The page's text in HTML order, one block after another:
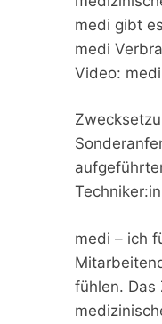
medi gibt
medi
Video:
medi – ich
fühlen. Das